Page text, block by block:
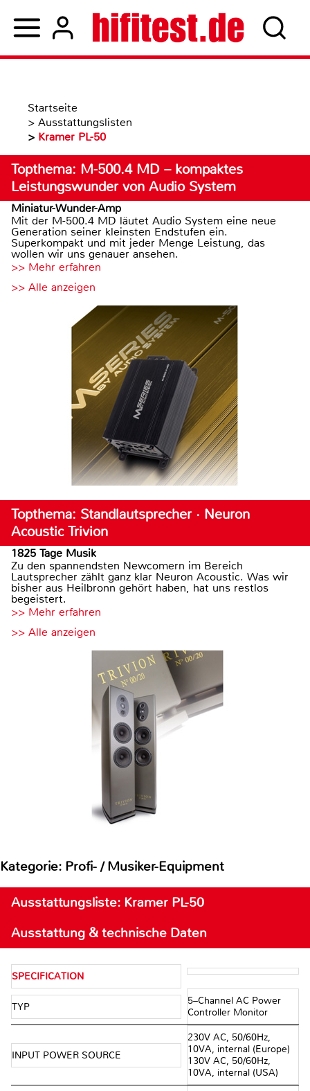
Startseite
> Ausstattungslisten
> Kramer PL-50
Topthema: M-500.4 MD – kompaktes
Leistungswunder von Audio System
Miniatur-Wunder-Amp
Mit der M-500.4 MD läutet Audio System eine neue
Generation seiner kleinsten Endstufen ein.
Superkompakt und mit jeder Menge Leistung, das
wollen wir uns genauer ansehen.
>> Mehr erfahren
>> Alle anzeigen
Topthema: Standlautsprecher · Neuron
Acoustic Trivion
1825 Tage Musik
Zu den spannendsten Newcomern im Bereich
Lautsprecher zählt ganz klar Neuron Acoustic. Was wir
bisher aus Heilbronn gehört haben, hat uns restlos
begeistert.
>> Mehr erfahren
>> Alle anzeigen
Kategorie: Profi- / Musiker-Equipment
Ausstattungsliste: Kramer PL-50
Ausstattung & technische Daten
SPECIFICATION
TYP
5–Channel AC Power
Controller Monitor
INPUT POWER SOURCE
230V AC, 50/60Hz,
10VA, internal (Europe)
130V AC, 50/60Hz,
10VA, internal (USA)